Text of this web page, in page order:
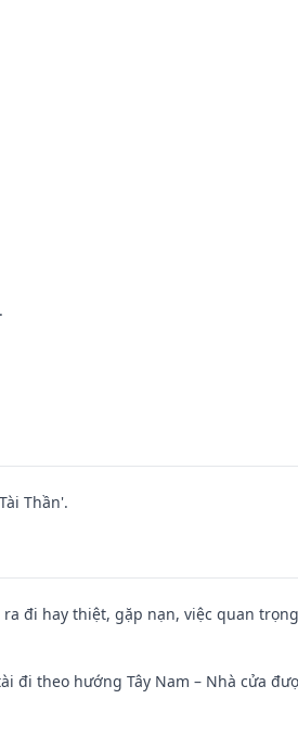
Thần'.
đi hay thiệt, gặp nạn, việc quan
đi theo hướng Tây Nam – Nhà cửa